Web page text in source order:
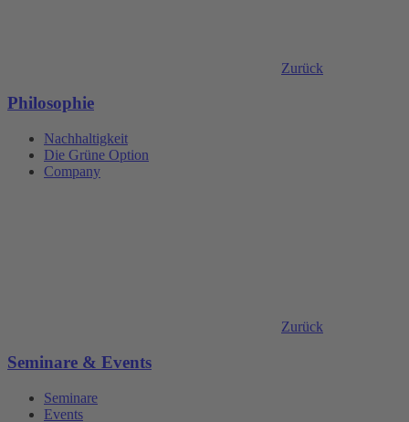
Zurück
Philosophie
Nachhaltigkeit
Die Grüne Option
Company
Zurück
Seminare & Events
Seminare
Events